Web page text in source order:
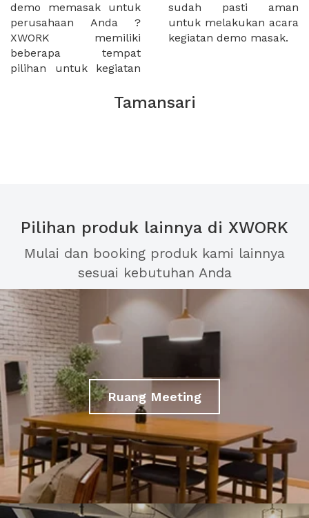
demo memasak untuk
perusahaan Anda ?
XWORK memiliki
beberapa tempat
pilihan untuk kegiatan
sudah pasti aman
untuk melakukan acara
kegiatan demo masak.
Tamansari
Pilihan produk lainnya di XWORK
Mulai dan booking produk kami lainnya
sesuai kebutuhan Anda
Ruang Meeting